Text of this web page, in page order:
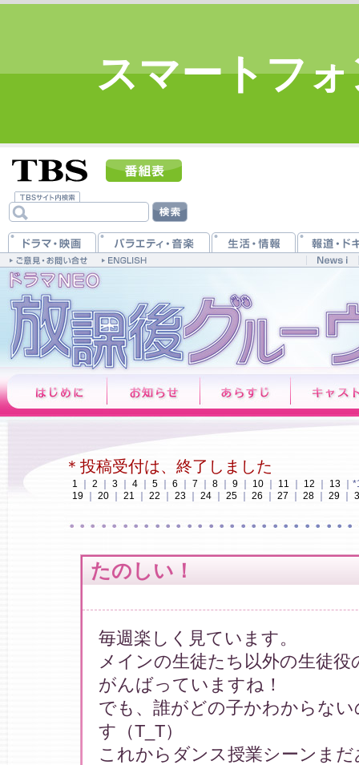
スマートフ
＊投稿受付は、終了しました
1 2 3 4 5 6 7 8 9 10 11 12 13 ｜
19
20 21 22 23 24 25 26 27 28 29
たのしい！
毎週楽しく見ています。
メインの生徒たち以外の生徒役
がんばっていますね！
でも、誰がどの子かわからな
す（T_T）
これからダンス授業シーンま